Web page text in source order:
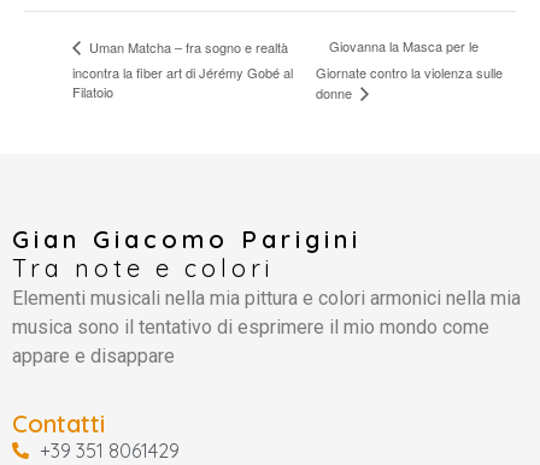
Uman Matcha – fra sogno e realtà
incontra la fiber art di Jérémy Gobé al
Filatoio
Giovanna la Masca per le
Giornate contro la violenza sulle
donne
Gian Giacomo Parigini
Tra note e colori
Elementi musicali nella mia pittura e colori armonici nella mia
musica sono il tentativo di esprimere il mio mondo come
appare e disappare
Contatti
+39 351 8061429